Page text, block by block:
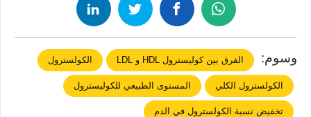
وسوم: الفرق بين كوليسترول HDL و LDL الكولسترول
الكولسترول الكلي المستوى الطبيعي للكوليسترول
تخفيض نسبة الكولسترول في الدم